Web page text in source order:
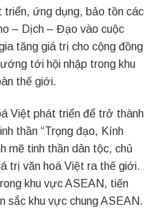
triển, ứng dụng, bảo tồn các
– Dịch – Đạo vào cuộc
tăng giá trị cho cộng đồng
tới hội nhập trong khu
thế giới.
Việt phát triển để trở thành
thần “Trọng đạo, Kính
mẽ tinh thần dân tộc, chủ
trị văn hoá Việt ra thế giới.
khu vực ASEAN, tiến
sắc khu vực chung ASEAN.